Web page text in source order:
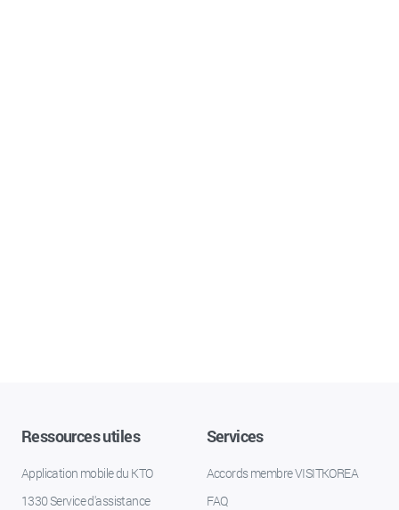
Ressources utiles
Application mobile du KTO
1330 Service d'assistance
Services
Accords membre VISITKOREA
FAQ